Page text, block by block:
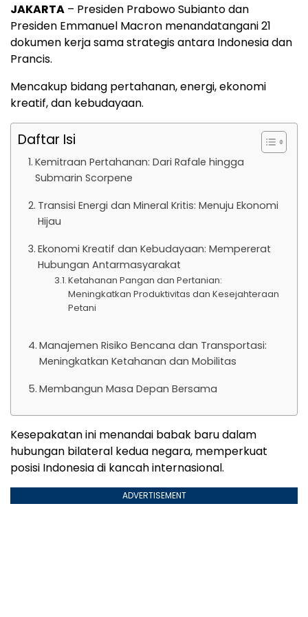
JAKARTA – Presiden Prabowo Subianto dan
Presiden Emmanuel Macron menandatangani 21
dokumen kerja sama strategis antara Indonesia dan
Prancis.
Mencakup bidang pertahanan, energi, ekonomi
kreatif, dan kebudayaan.
Daftar Isi
Kemitraan Pertahanan: Dari Rafale hingga
Submarin Scorpene
Transisi Energi dan Mineral Kritis: Menuju Ekonomi
Hijau
Ekonomi Kreatif dan Kebudayaan: Mempererat
Hubungan Antarmasyarakat
Ketahanan Pangan dan Pertanian:
Meningkatkan Produktivitas dan Kesejahteraan
Petani
Manajemen Risiko Bencana dan Transportasi:
Meningkatkan Ketahanan dan Mobilitas
Membangun Masa Depan Bersama
Kesepakatan ini menandai babak baru dalam
hubungan bilateral kedua negara, memperkuat
posisi Indonesia di kancah internasional.
ADVERTISEMENT